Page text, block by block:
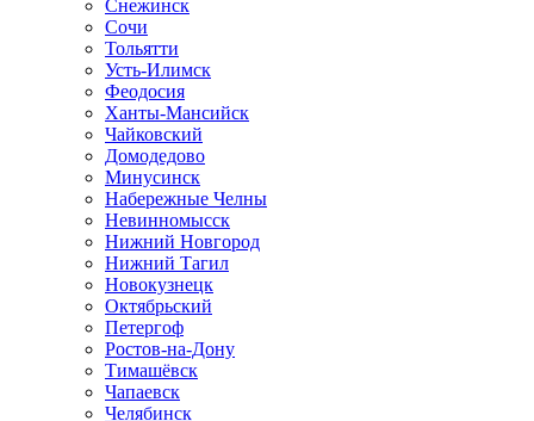
Снежинск
Сочи
Тольятти
Усть-Илимск
Феодосия
Ханты-Мансийск
Чайковский
Домодедово
Минусинск
Набережные Челны
Невинномысск
Нижний Новгород
Нижний Тагил
Новокузнецк
Октябрьский
Петергоф
Ростов-на-Дону
Тимашёвск
Чапаевск
Челябинск